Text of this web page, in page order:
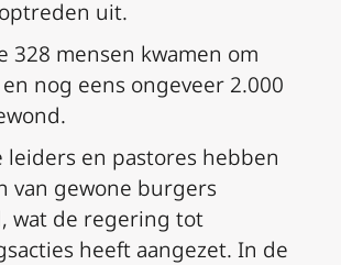
uit.
328 mensen kwamen om
nog eens ongeveer 2.000
leiders en pastores hebben
van gewone burgers
wat de regering tot
heeft aangezet. In de